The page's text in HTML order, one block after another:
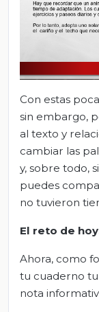
Con estas
sin embargo,
al texto y
cambiar las
y, sobre todo,
puedes
no tuvieron
El reto de
Ahora, como
tu cuaderno
nota